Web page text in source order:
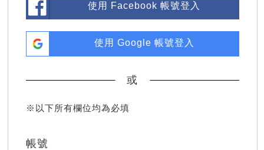
使用 Facebook 帳號登入
使用 Google 帳號登入
或
※以下所有欄位均為必填
帳號